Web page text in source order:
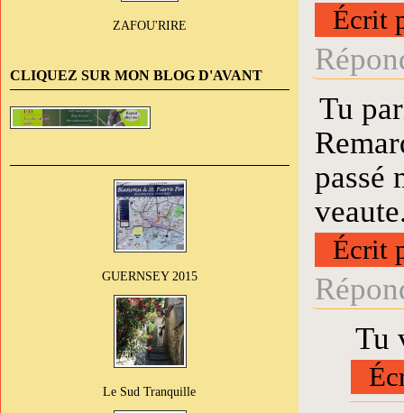
ZAFOU'RIRE
CLIQUEZ SUR MON BLOG D'AVANT
GUERNSEY 2015
Le Sud Tranquille
Écrit
Tu
passé
Écrit
Tu